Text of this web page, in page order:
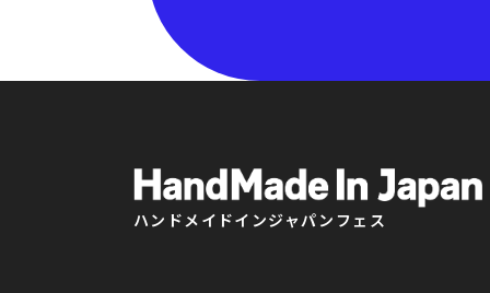
ハンドメイドインジャパンフェス